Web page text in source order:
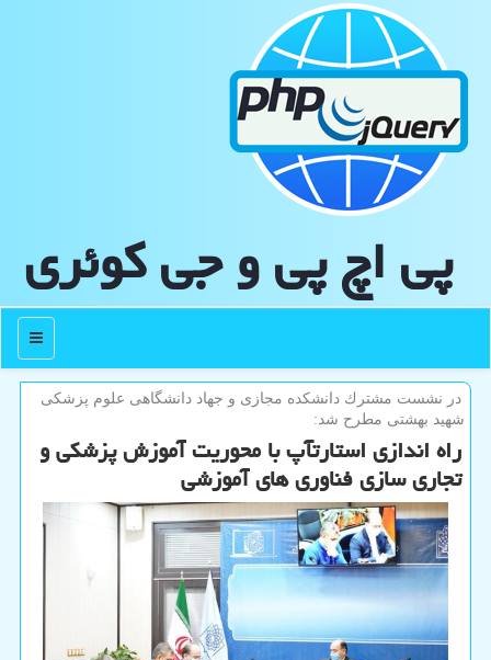
پی اچ پی و جی كوئری
منو
در نشست مشترك دانشكده مجازی و جهاد دانشگاهی علوم پزشكی
شهید بهشتی مطرح شد:
راه اندازی استارتآپ با محوریت آموزش پزشكی و
تجاری سازی فناوری های آموزشی